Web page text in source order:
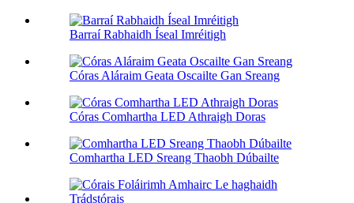
Barraí Rabhaidh Íseal Imréitigh
Córas Aláraim Geata Oscailte Gan Sreang
Córas Comhartha LED Athraigh Doras
Comhartha LED Sreang Thaobh Dúbailte